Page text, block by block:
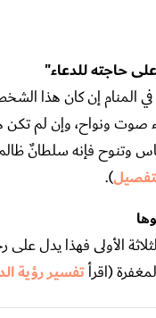
حاجته للدعاء"
المنام إن كان هذا
صوت ونواح، وإن لم
وتنوح فإنه سلطانٌ
).
الأولى فهذا يدل
(اقرأتفسير رؤية